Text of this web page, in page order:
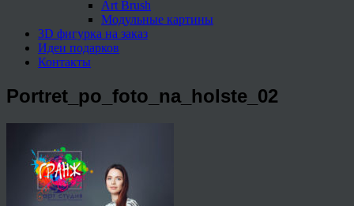
Art Brush
Модульные картины
3D фигурка на заказ
Идеи подарков
Контакты
Portret_po_foto_na_holste_02